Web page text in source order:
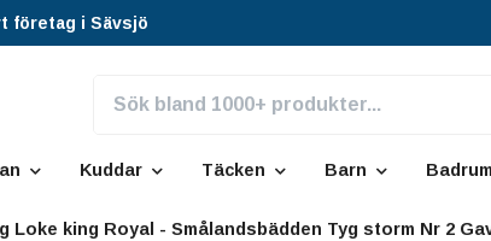
företag i Sävsjö
Kuddar Täcken Barn Badrum
Loke king Royal - Smålandsbädden Tyg storm Nr 2